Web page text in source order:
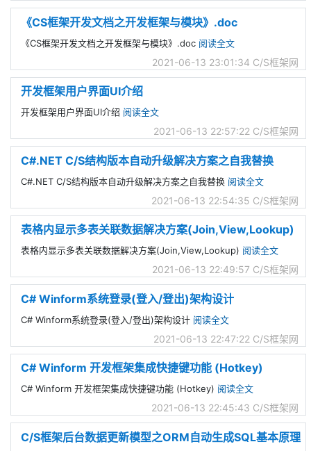
《CS框架开发文档之开发框架与模块》.doc
《CS框架开发文档之开发框架与模块》.doc 阅读全文
2021-06-13 23:01:34 C/S框架网
开发框架用户界面UI介绍
开发框架用户界面UI介绍 阅读全文
2021-06-13 22:57:22 C/S框架网
C#.NET C/S结构版本自动升级解决方案之自我替换
C#.NET C/S结构版本自动升级解决方案之自我替换 阅读全文
2021-06-13 22:54:35 C/S框架网
表格内显示多表关联数据解决方案(Join,View,Lookup)
表格内显示多表关联数据解决方案(Join,View,Lookup) 阅读全文
2021-06-13 22:49:57 C/S框架网
C# Winform系统登录(登入/登出)架构设计
C# Winform系统登录(登入/登出)架构设计 阅读全文
2021-06-13 22:47:22 C/S框架网
C# Winform 开发框架集成快捷键功能 (Hotkey)
C# Winform 开发框架集成快捷键功能 (Hotkey) 阅读全文
2021-06-13 22:45:43 C/S框架网
C/S框架后台数据更新模型之ORM自动生成SQL基本原理